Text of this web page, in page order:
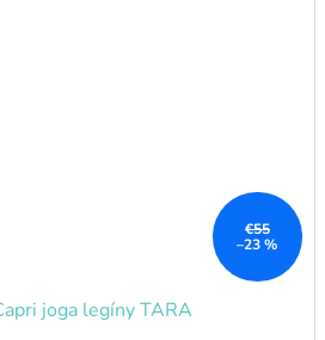
€55
–23 %
joga legíny TARA